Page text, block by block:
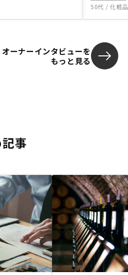
50代 / 化粧
オーナーインタビューを
もっと見る
事